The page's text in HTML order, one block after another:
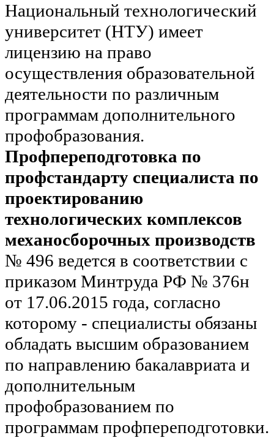
Национальный технологический
университет (НТУ) имеет
лицензию на право
осуществления образовательной
деятельности по различным
программам дополнительного
профобразования.
Профпереподготовка по
профстандарту специалиста по
проектированию
технологических комплексов
механосборочных производств
№ 496 ведется в соответствии с
приказом Минтруда РФ № 376н
от 17.06.2015 года, согласно
которому - специалисты обязаны
обладать высшим образованием
по направлению бакалавриата и
дополнительным
профобразованием по
программам профпереподготовки.